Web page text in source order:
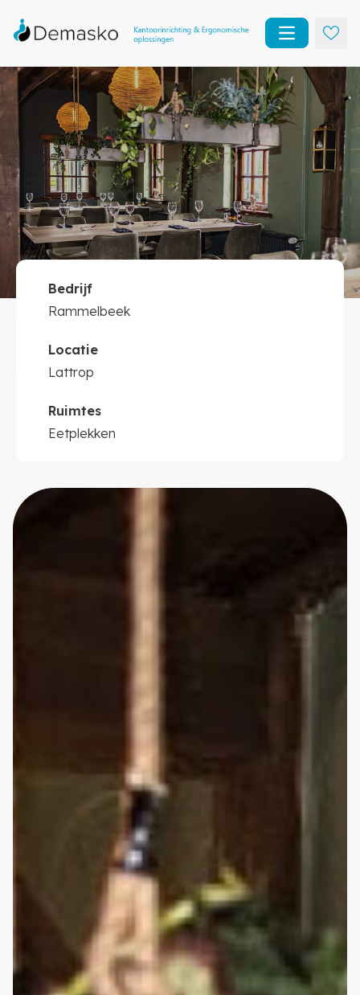
Open main
Rammelbeek
Horeca inrichting
Bedrijf
Rammelbeek
Locatie
Lattrop
Ruimtes
Eetplekken